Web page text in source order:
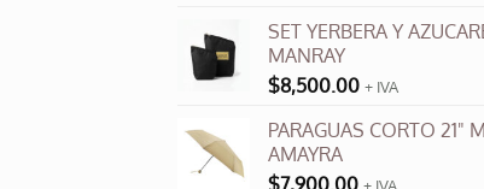
página
producto
SET YERBERA Y
MANRAY
$8,500.00 + IVA
PARAGUAS CORTO 21"
AMAYRA
$7,900.00